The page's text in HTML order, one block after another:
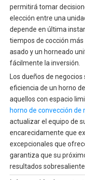
permitirá tomar
elección entre una
depende en última
tiempos de cocción
asado y un horneado
fácilmente la inversión.
Los dueños de
eficiencia de un horno
aquellos con espacio
horno de convección de
actualizar el equipo de
encarecidamente que
excepcionales que
garantiza que su
resultados